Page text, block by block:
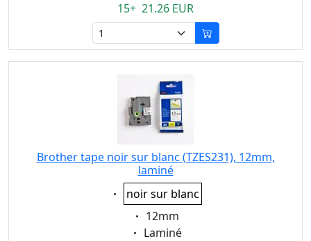
15+ 21.26 EUR
Brother tape noir sur blanc (TZES231), 12mm,
laminé
Eigenschaft:
noir sur blanc
Eigenschaft:
12mm
Eigenschaft:
Laminé